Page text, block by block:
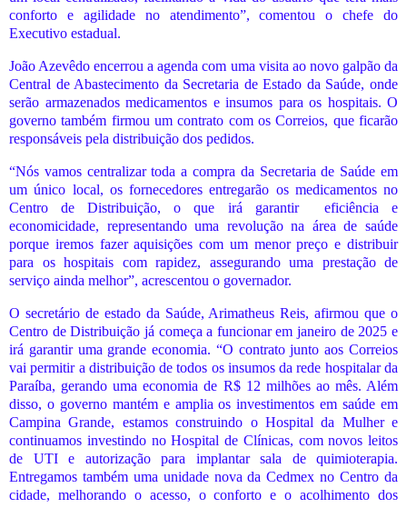
conforto e agilidade no atendimento”, comentou o chefe do
Executivo estadual.
João Azevêdo encerrou a agenda com uma visita ao novo galpão da
Central de Abastecimento da Secretaria de Estado da Saúde, onde
serão armazenados medicamentos e insumos para os hospitais. O
governo também firmou um contrato com os Correios, que ficarão
responsáveis pela distribuição dos pedidos.
“Nós vamos centralizar toda a compra da Secretaria de Saúde em
um único local, os fornecedores entregarão os medicamentos no
Centro de Distribuição, o que irá garantir
eficiência e
economicidade, representando uma revolução na área de saúde
porque iremos fazer aquisições com um menor preço e distribuir
para os hospitais com rapidez, assegurando uma prestação de
serviço ainda melhor”, acrescentou o governador.
O secretário de estado da Saúde, Arimatheus Reis, afirmou que o
Centro de Distribuição já começa a funcionar em janeiro de 2025 e
irá garantir uma grande economia. “O contrato junto aos Correios
vai permitir a distribuição de todos os insumos da rede hospitalar da
Paraíba, gerando uma economia de R$ 12 milhões ao mês. Além
disso, o governo mantém e amplia os investimentos em saúde em
Campina Grande, estamos construindo o Hospital da Mulher e
continuamos investindo no Hospital de Clínicas, com novos leitos
de UTI e autorização para implantar sala de quimioterapia.
Entregamos também uma unidade nova da Cedmex no Centro da
cidade, melhorando o acesso, o conforto e o acolhimento dos